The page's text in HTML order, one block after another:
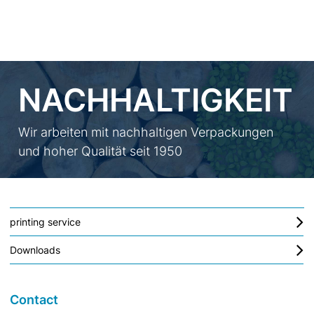
NACHHALTIGKEIT
Wir arbeiten mit nachhaltigen Verpackungen
und hoher Qualität seit 1950
Contact
printing service
Downloads